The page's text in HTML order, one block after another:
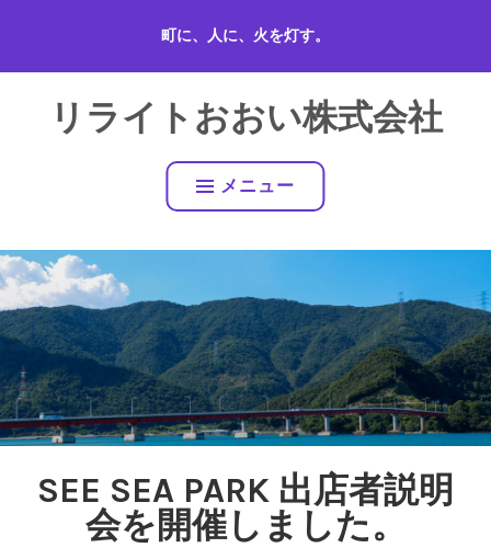
テ
プ
町に、人に、火を灯す。
リライトおおい株式会社
メニュー
SEE SEA PARK 出店者説明
会を開催しました。